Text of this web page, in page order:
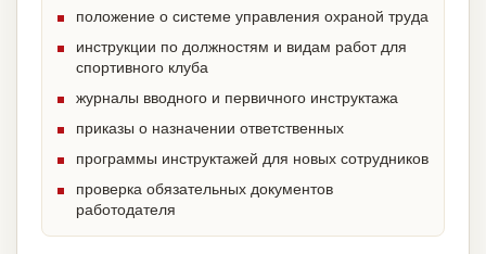
положение о системе управления охраной труда
инструкции по должностям и видам работ для
спортивного клуба
журналы вводного и первичного инструктажа
приказы о назначении ответственных
программы инструктажей для новых сотрудников
проверка обязательных документов
работодателя